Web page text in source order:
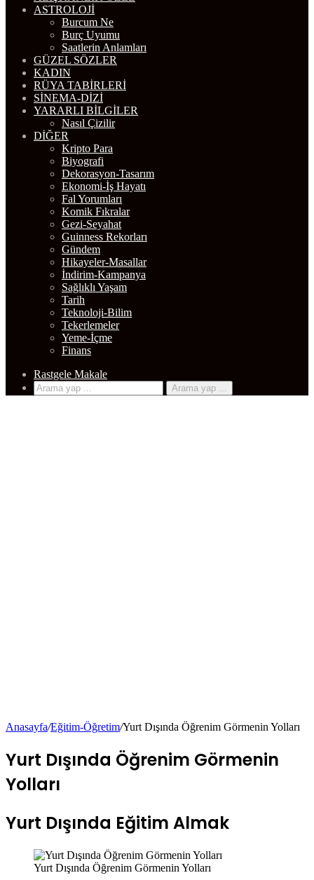
Burç Uyumu
Saatlerin Anlamları
GÜZEL SÖZLER
KADIN
RÜYA TABIRLERI
SINEMA-DIZI
YARARLI BILGILER
Nasıl Çizilir
DIĞER
Kripto Para
Biyografi
Dekorasyon-Tasarım
Ekonomi-İş Hayatı
Fal Yorumları
Komik Fıkralar
Gezi-Seyahat
Guinness Rekorları
Gündem
Hikayeler-Masallar
İndirim-Kampanya
Sağlıklı Yaşam
Tarih
Teknoloji-Bilim
Tekerlemeler
Yeme-İçme
Finans
Rastgele Makale
Yurt Dışında Öğrenim Görmenin
Yolları